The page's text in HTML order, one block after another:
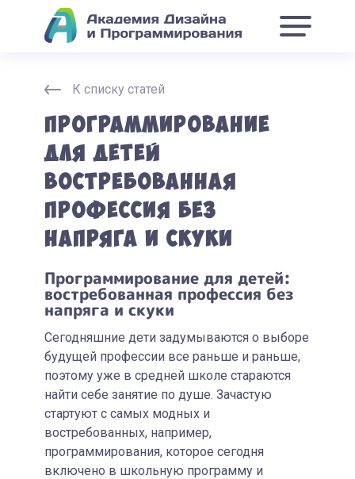
К списку статей
Программирование
для детей
востребованная
профессия без
напряга и скуки
Программирование для детей:
востребованная профессия без
напряга и скуки
Сегодняшние дети задумываются о выборе
будущей профессии все раньше и раньше,
поэтому уже в средней школе стараются
найти себе занятие по душе. Зачастую
стартуют с самых модных и
востребованных, например,
программирования, которое сегодня
включено в школьную программу и